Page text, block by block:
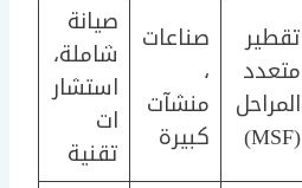
تقطير
متعدد
المراحل
(MSF)
صناعات
،
منشآت
كبيرة
صيانة
شاملة،
استشار
ات
تقنية